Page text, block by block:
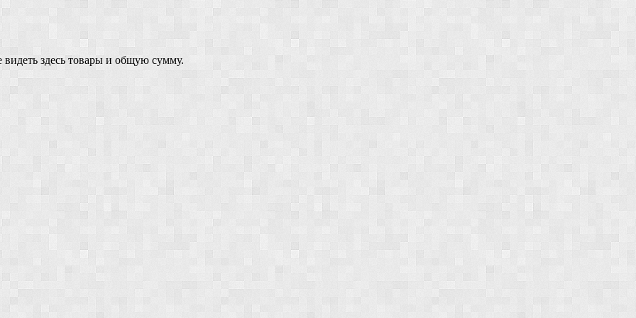
здесь товары и общую сумму.